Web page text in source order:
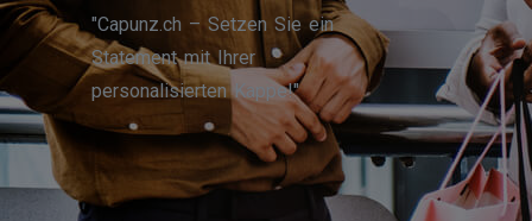
"Capunz.ch – Setzen Sie ein
Statement mit Ihrer
personalisierten Kappe!"